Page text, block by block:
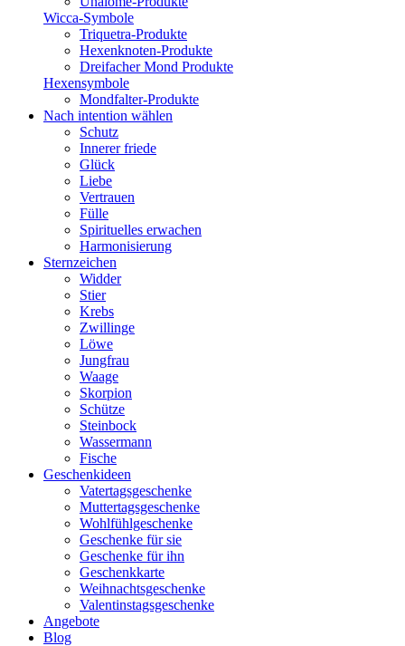
Wicca-Symbole
Triquetra-Produkte
Hexenknoten-Produkte
Dreifacher Mond Produkte
Hexensymbole
Mondfalter-Produkte
Nach intention wählen
Schutz
Innerer friede
Glück
Liebe
Vertrauen
Fülle
Spirituelles erwachen
Harmonisierung
Sternzeichen
Widder
Stier
Krebs
Zwillinge
Löwe
Jungfrau
Waage
Skorpion
Schütze
Steinbock
Wassermann
Fische
Geschenkideen
Vatertagsgeschenke
Muttertagsgeschenke
Wohlfühlgeschenke
Geschenke für sie
Geschenke für ihn
Geschenkkarte
Weihnachtsgeschenke
Valentinstagsgeschenke
Angebote
Blog